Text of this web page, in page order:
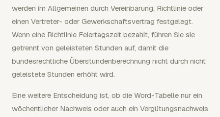
werden im Allgemeinen durch Vereinbarung, Richtlinie oder
einen Vertreter- oder Gewerkschaftsvertrag festgelegt.
Wenn eine Richtlinie Feiertagszeit bezahlt, führen Sie sie
getrennt von geleisteten Stunden auf, damit die
bundesrechtliche Überstundenberechnung nicht durch nicht
geleistete Stunden erhöht wird.
Eine weitere Entscheidung ist, ob die Word-Tabelle nur ein
wöchentlicher Nachweis oder auch ein Vergütungsnachweis